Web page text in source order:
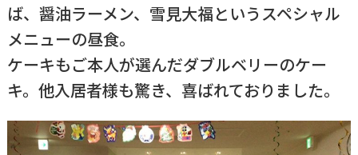
ば、醤油ラーメン、雪見大福というスペシャル
メニューの昼食。
ケーキもご本人が選んだダブルベリーのケー
キ。他入居者様も驚き、喜ばれておりました。